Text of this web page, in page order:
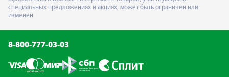
специальных предложениях и акциях, может быть ограничен или
изменен
8-800-777-03-03